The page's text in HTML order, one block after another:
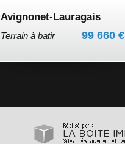
Avignonet-Lauragais
Terrain à batir 99 660 €